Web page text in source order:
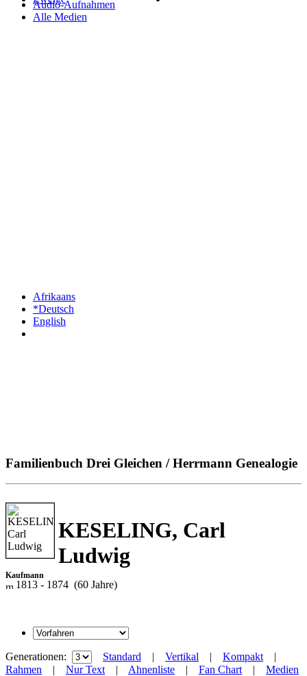
Audio-Aufnahmen
Alle Medien
Afrikaans
*Deutsch
English
Familienbuch Drei Gleichen / Herrmann Genealogie
KESELING, Carl
Ludwig
Kaufmann
1813 - 1874 (60 Jahre)
Generationen: Standard | Vertikal | Kompakt |
Rahmen | Nur Text | Ahnenliste | Fan Chart | Medien